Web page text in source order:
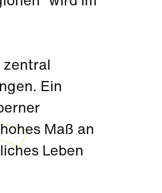
zentral
Ein
Maß an
Leben